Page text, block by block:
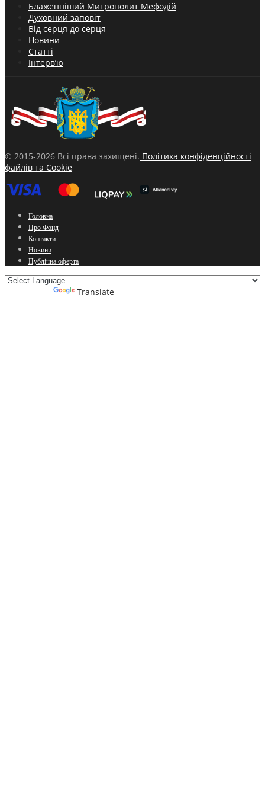
Блаженніший Митрополит Мефодій
Духовний заповіт
Від серця до серця
Новини
Статті
Інтерв’ю
© 2015-2026 Всі права захищені. Політика конфіденційності
файлів та Cookie
Головна
Про Фонд
Контакти
Новини
Публічна оферта
Translate